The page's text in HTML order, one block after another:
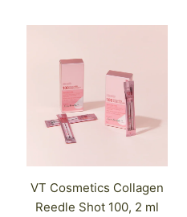
VT Cosmetics Collagen
Reedle Shot 100, 2 ml